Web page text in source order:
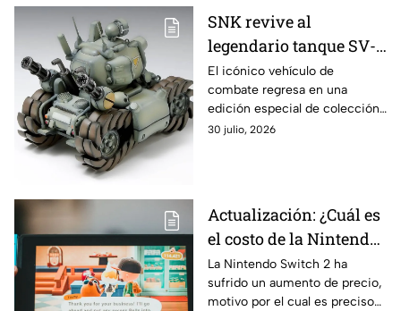
SNK revive al
legendario tanque SV-
001 de Metal Slug para
celebrar los 30 años de
la franquicia
El icónico vehículo de
combate regresa en una
edición especial de colección
con escala 1/24, pensada para
30 julio, 2026
Actualización: ¿Cuál es
el costo de la Nintendo
Switch 2 tras el
aumento de precio?
La Nintendo Switch 2 ha
sufrido un aumento de precio,
motivo por el cual es preciso